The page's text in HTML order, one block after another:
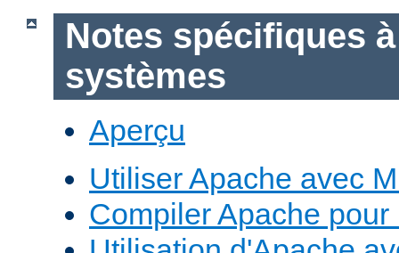
Notes spécifiques
systèmes
Aperçu
Utiliser Apache avec
Compiler Apache